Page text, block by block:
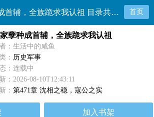
魏家孽种成首辅，全族跪求我认祖 目录共471章 首页
孽种成首辅，全族跪求我认祖
：生活中的咸鱼
： 历史军事
：连载中
：2026-08-10T12:43:11
：第471章 沈相之稳，寇公之实
加入书架